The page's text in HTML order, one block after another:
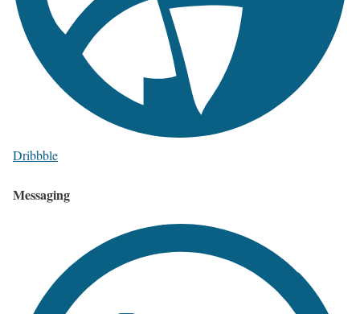
Dribbble
Messaging